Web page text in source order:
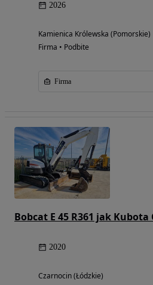
2026
Kamienica Królewska (Pomorskie)
Firma • Podbite
Firma
Bobcat E 45 R361 jak Kubota
2020
Czarnocin (Łódzkie)